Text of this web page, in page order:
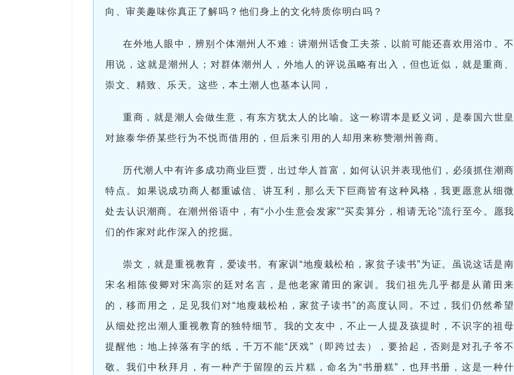
向、审美趣味你真正了解吗？他们身上的文化特质你明白吗？
在外地人眼中，辨别个体潮州人不难：讲潮州话食工夫茶，以前可能还喜欢用浴巾。不
用说，这就是潮州人；对群体潮州人，外地人的评说虽略有出入，但也近似，就是重商、
崇文、精致、乐天。这些，本土潮人也基本认同，
重商，就是潮人会做生意，有东方犹太人的比喻。这一称谓本是贬义词，是泰国六世皇
对旅泰华侨某些行为不悦而借用的，但后来引用的人却用来称赞潮州善商。
历代潮人中有许多成功商业巨贾，出过华人首富，如何认识并表现他们，必须抓住潮商
特点。如果说成功商人都重诚信、讲互利，那么天下巨商皆有这种风格，我更愿意从细微
处去认识潮商。在潮州俗语中，有“小小生意会发家”“买卖算分，相请无论”流行至今。愿我
们的作家对此作深入的挖掘。
崇文，就是重视教育，爱读书。有家训“地瘦栽松柏，家贫子读书”为证。虽说这话是南
宋名相陈俊卿对宋高宗的廷对名言，是他老家莆田的家训。我们祖先几乎都是从莆田来
的，移而用之，足见我们对“地瘦栽松柏，家贫子读书”的高度认同。不过，我们仍然希望
从细处挖出潮人重视教育的独特细节。我的文友中，不止一人提及孩提时，不识字的祖母
提醒他：地上掉落有字的纸，千万不能“厌戏”（即跨过去），要拾起，否则是对孔子爷不
敬。我们中秋拜月，有一种产于留隍的云片糕，命名为“书册糕”，也拜书册，这是一种什